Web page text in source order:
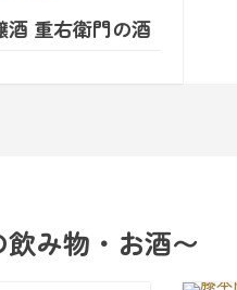
酒 重右衛門の酒
み物・お酒〜